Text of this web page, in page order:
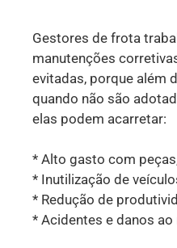
Gestores de frota
manutenções
evitadas, porque além
quando não são
elas podem acarretar:
* Alto gasto com
* Inutilização de
* Redução de
* Acidentes e danos